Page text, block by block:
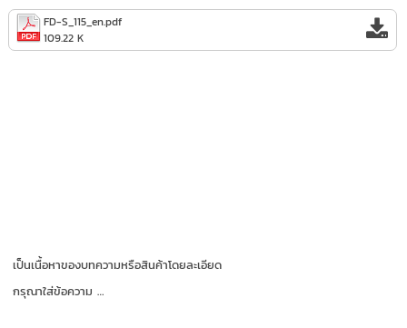
FD-S_115_en.pdf
109.22 K
เป็นเนื้อหาของบทความหรือสินค้าโดยละเอียด
กรุณาใส่ข้อความ …